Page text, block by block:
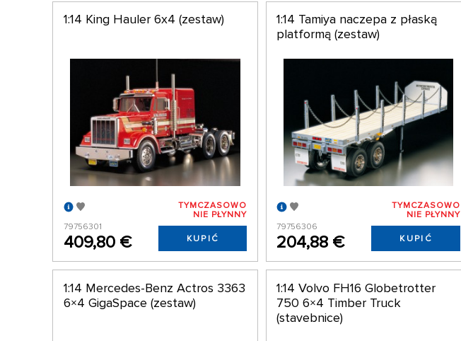
1:14 King Hauler 6x4 (zestaw)
79756301
409,80 €
TYMCZASOWO
NIE PŁYNNY
KUPIĆ
1:14 Tamiya naczepa z płaską
platformą (zestaw)
79756306
204,88 €
TYMCZASOWO
NIE PŁYNNY
KUPIĆ
1:14 Mercedes-Benz Actros 3363
6×4 GigaSpace (zestaw)
1:14 Volvo FH16 Globetrotter
750 6×4 Timber Truck
(stavebnice)